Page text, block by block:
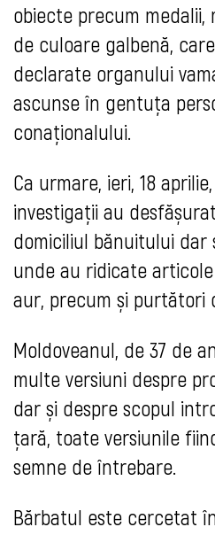
obiecte precum medalii,
de culoare galbenă,
declarate organului
ascunse în gentuța
conaționalului.
Ca urmare, ieri, 18
investigații au
domiciliul bănuitului dar
unde au ridicate
aur, precum și purtători
Moldoveanul, de 37 de
multe versiuni despre
dar și despre scopul
țară, toate versiunile
semne de întrebare.
Bărbatul este cercetat